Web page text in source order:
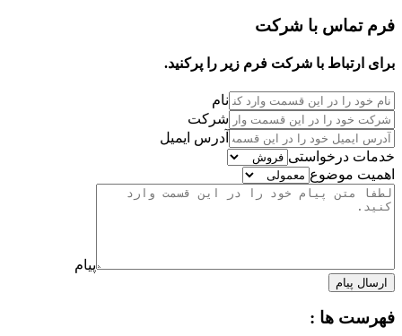
فرم تماس با شرکت
برای ارتباط با شرکت فرم زیر را پرکنید.
نام
شرکت
آدرس ایمیل
خدمات درخواستی
اهمیت موضوع
پیام
ارسال پیام
فهرست ها :